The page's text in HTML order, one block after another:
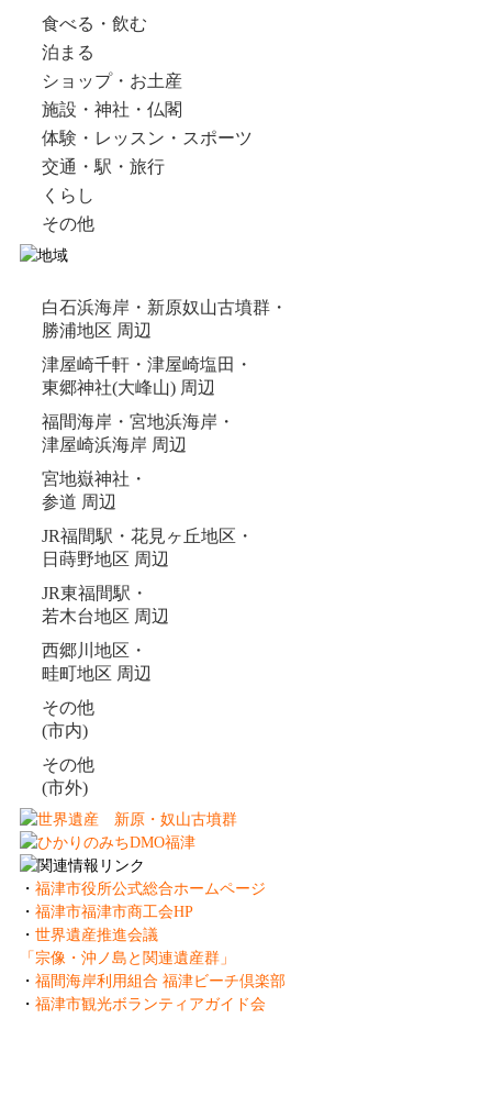
食べる・飲む
泊まる
ショップ・お土産
施設・神社・仏閣
体験・レッスン・スポーツ
交通・駅・旅行
くらし
その他
白石浜海岸・新原奴山古墳群・
勝浦地区 周辺
津屋崎千軒・津屋崎塩田・
東郷神社(大峰山) 周辺
福間海岸・宮地浜海岸・
津屋崎浜海岸 周辺
宮地嶽神社・
参道 周辺
JR福間駅・花見ヶ丘地区・
日蒔野地区 周辺
JR東福間駅・
若木台地区 周辺
西郷川地区・
畦町地区 周辺
その他
(市内)
その他
(市外)
・ 福津市役所公式総合ホームページ
・ 福津市福津市商工会HP
・ 世界遺産推進会議
「宗像・沖ノ島と関連遺産群」
・ 福間海岸利用組合 福津ビーチ倶楽部
・ 福津市観光ボランティアガイド会